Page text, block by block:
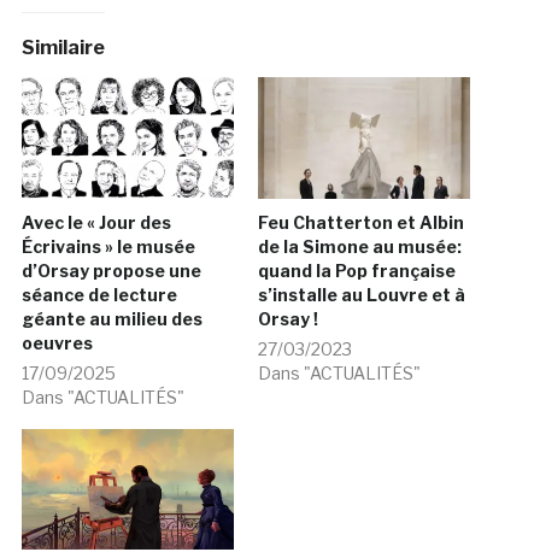
Similaire
Avec le « Jour des
Écrivains » le musée
d’Orsay propose une
séance de lecture
géante au milieu des
oeuvres
17/09/2025
Dans "ACTUALITÉS"
Feu Chatterton et Albin
de la Simone au musée:
quand la Pop française
s’installe au Louvre et à
Orsay !
27/03/2023
Dans "ACTUALITÉS"